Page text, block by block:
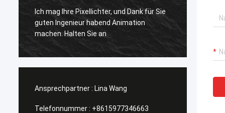
Ich mag Ihre Pixellichter, und Dank für Sie
guten Ingenieur habend Animation
machen. Halten Sie an
Ansprechpartner : Lina Wang
Telefonnummer : +8615977346663